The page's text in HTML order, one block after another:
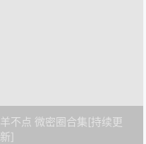
羊不点 微密圈合集[持续更
新]